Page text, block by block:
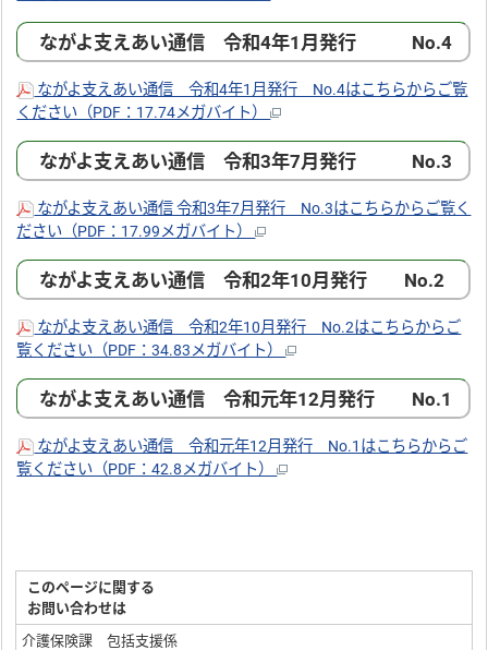
ながよ支えあい通信 令和4年1月発行 No.4
ながよ支えあい通信 令和4年1月発行 No.4はこちらからご覧
ください（PDF：17.74メガバイト）
ながよ支えあい通信 令和3年7月発行 No.3
ながよ支えあい通信 令和3年7月発行 No.3はこちらからご覧く
ださい（PDF：17.99メガバイト）
ながよ支えあい通信 令和2年10月発行 No.2
ながよ支えあい通信 令和2年10月発行 No.2はこちらからご
覧ください（PDF：34.83メガバイト）
ながよ支えあい通信 令和元年12月発行 No.1
ながよ支えあい通信 令和元年12月発行 No.1はこちらからご
覧ください（PDF：42.8メガバイト）
このページに関する
お問い合わせは
介護保険課 包括支援係